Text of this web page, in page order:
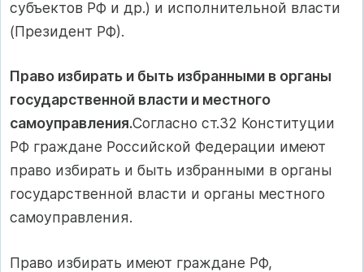
субъектов РФ и др.) и исполнительной власти
(Президент РФ).
Право избирать и быть избранными в органы
государственной власти и местного
самоуправления.Согласно ст.32 Конституции
РФ граждане Российской Федерации имеют
право избирать и быть избранными в органы
государственной власти и органы местного
самоуправления.
Право избирать имеют граждане РФ,